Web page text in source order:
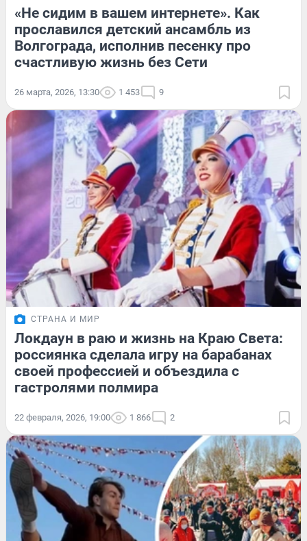
«Не сидим в вашем интернете». Как
прославился детский ансамбль из
Волгограда, исполнив песенку про
счастливую жизнь без Сети
26 марта, 2026, 13:30 1 453 9
СТРАНА И МИР
Локдаун в раю и жизнь на Краю Света:
россиянка сделала игру на барабанах
своей профессией и объездила с
гастролями полмира
22 февраля, 2026, 19:00 1 866 2